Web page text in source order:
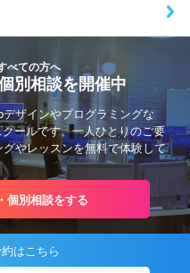
べての方へ
別相談を開催中
ザインやプログラミングな
ールです。一人ひとりのご要
やレッスンを無料で体験して
個別相談をする
はこちら